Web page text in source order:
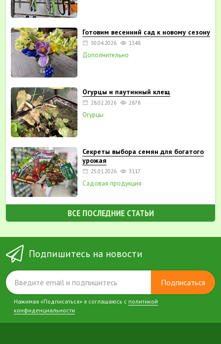
Готовим весенний сад к новому сезону
30.04.2026 1348
Дополнительно
Огурцы и паутинный клещ
28.02.2026 2878
Огурцы
Секреты выбора семян для богатого
урожая
25.01.2026 3117
Садовая продукция
ВСЕ ПОСЛЕДНИЕ СТАТЬИ
Подпишитесь на новости
Подписаться
Нажимая «Подписаться» я соглашаюсь с политикой
конфиденциальности